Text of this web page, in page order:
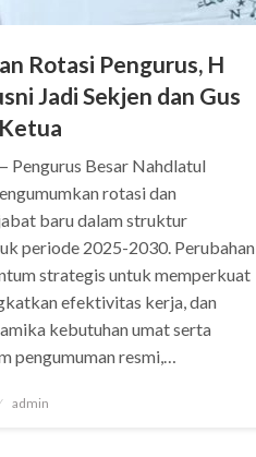
Rotasi Pengurus, H
Jadi Sekjen dan Gus
Pengurus Besar Nahdlatul
rotasi dan
baru dalam struktur
periode 2025-2030. Perubahan
strategis untuk memperkuat
efektivitas kerja, dan
kebutuhan umat serta
pengumuman resmi,…
admin